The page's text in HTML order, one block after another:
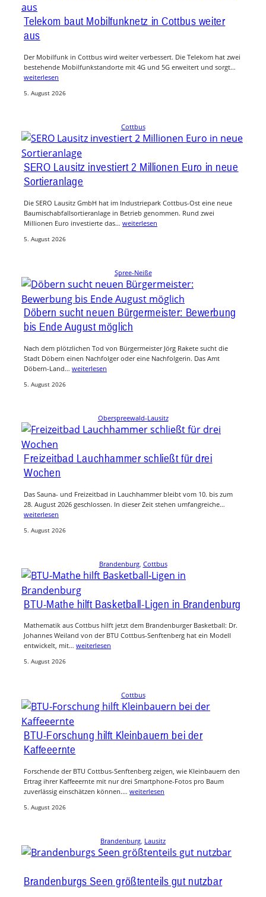
Telekom baut Mobilfunknetz in Cottbus weiter
aus
Der Mobilfunk in Cottbus wird weiter verbessert. Die Telekom hat zwei
bestehende Mobilfunkstandorte mit 4G und 5G erweitert und sorgt…
weiterlesen
5. August 2026
Cottbus
SERO Lausitz investiert 2 Millionen Euro in neue
Sortieranlage
Die SERO Lausitz GmbH hat im Industriepark Cottbus-Ost eine neue
Baumischabfallsortieranlage in Betrieb genommen. Rund zwei
Millionen Euro investierte das… weiterlesen
5. August 2026
Spree-Neiße
Döbern sucht neuen Bürgermeister: Bewerbung
bis Ende August möglich
Nach dem plötzlichen Tod von Bürgermeister Jörg Rakete sucht die
Stadt Döbern einen Nachfolger oder eine Nachfolgerin. Das Amt
Döbern-Land… weiterlesen
5. August 2026
Oberspreewald-Lausitz
Freizeitbad Lauchhammer schließt für drei
Wochen
Das Sauna- und Freizeitbad in Lauchhammer bleibt vom 10. bis zum
28. August 2026 geschlossen. In dieser Zeit stehen umfangreiche…
weiterlesen
5. August 2026
Brandenburg, Cottbus
BTU-Mathe hilft Basketball-Ligen in Brandenburg
Mathematik aus Cottbus hilft jetzt dem Brandenburger Basketball: Dr.
Johannes Weiland von der BTU Cottbus-Senftenberg hat ein Modell
entwickelt, mit… weiterlesen
5. August 2026
Cottbus
BTU-Forschung hilft Kleinbauern bei der
Kaffeeernte
Forschende der BTU Cottbus-Senftenberg zeigen, wie Kleinbauern den
Ertrag ihrer Kaffeeernte mit nur drei Smartphone-Fotos pro Baum
zuverlässig einschätzen können.… weiterlesen
5. August 2026
Brandenburg Lausitz
Brandenburgs Seen größtenteils gut nutzbar